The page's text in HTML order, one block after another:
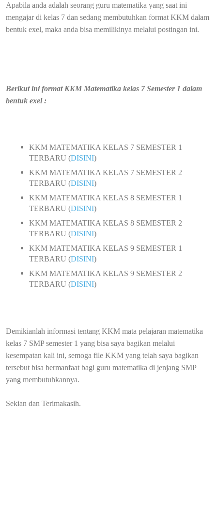
Apabila anda adalah seorang guru matematika yang saat ini
mengajar di kelas 7 dan sedang membutuhkan format KKM dalam
bentuk exel, maka anda bisa memilikinya melalui postingan ini.
Berikut ini format KKM Matematika kelas 7 Semester 1 dalam
bentuk exel :
KKM MATEMATIKA KELAS 7 SEMESTER 1
TERBARU (DISINI)
KKM MATEMATIKA KELAS 7 SEMESTER 2
TERBARU (DISINI)
KKM MATEMATIKA KELAS 8 SEMESTER 1
TERBARU (DISINI)
KKM MATEMATIKA KELAS 8 SEMESTER 2
TERBARU (DISINI)
KKM MATEMATIKA KELAS 9 SEMESTER 1
TERBARU (DISINI)
KKM MATEMATIKA KELAS 9 SEMESTER 2
TERBARU (DISINI)
Demikianlah informasi tentang KKM mata pelajaran matematika
kelas 7 SMP semester 1 yang bisa saya bagikan melalui
kesempatan kali ini, semoga file KKM yang telah saya bagikan
tersebut bisa bermanfaat bagi guru matematika di jenjang SMP
yang membutuhkannya.
Sekian dan Terimakasih.